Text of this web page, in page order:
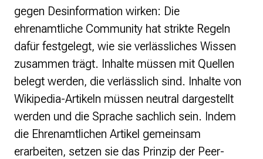
gegen Desinformation wirken: Die
ehrenamtliche Community hat strikte Regeln
dafür festgelegt, wie sie verlässliches Wissen
zusammen trägt. Inhalte müssen mit Quellen
belegt werden, die verlässlich sind. Inhalte von
Wikipedia-Artikeln müssen neutral dargestellt
werden und die Sprache sachlich sein. Indem
die Ehrenamtlichen Artikel gemeinsam
erarbeiten, setzen sie das Prinzip der Peer-